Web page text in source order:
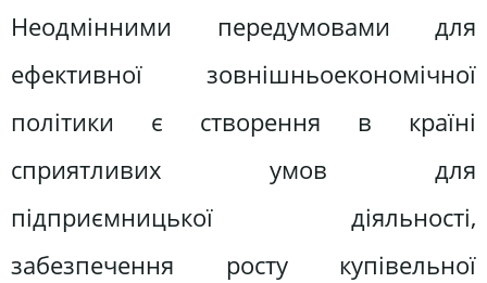
Неодмінними передумовами для
ефективної зовнішньоекономічної
політики є створення в країні
сприятливих умов для
підприємницької діяльності,
забезпечення росту купівельної